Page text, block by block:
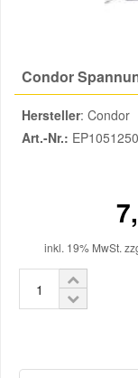
Condor
Hersteller: Condor
Art.-Nr.: EP1051250
inkl. 19% MwSt.
Zündanlage
Karosserie
Winter-
Daihatsu
Dodge
Jeep